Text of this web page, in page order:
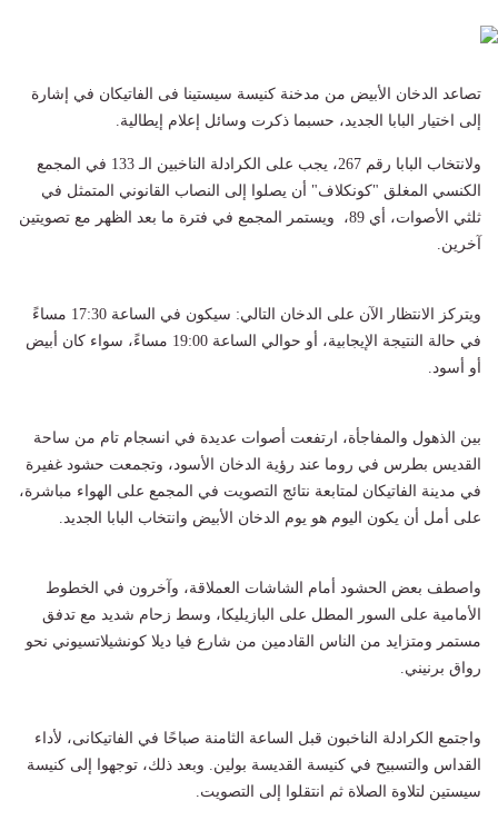
تصاعد الدخان الأبيض من مدخنة كنيسة سيستينا فى الفاتيكان في إشارة
إلى اختيار البابا الجديد، حسبما ذكرت وسائل إعلام إيطالية.
ولانتخاب البابا رقم 267، يجب على الكرادلة الناخبين الـ 133 في المجمع
الكنسي المغلق "كونكلاف" أن يصلوا إلى النصاب القانوني المتمثل في
ثلثي الأصوات، أي 89، ويستمر المجمع في فترة ما بعد الظهر مع تصويتين
آخرين.
ويتركز الانتظار الآن على الدخان التالي: سيكون في الساعة 17:30 مساءً
في حالة النتيجة الإيجابية، أو حوالي الساعة 19:00 مساءً، سواء كان أبيض
أو أسود.
بين الذهول والمفاجأة، ارتفعت أصوات عديدة في انسجام تام من ساحة
القديس بطرس في روما عند رؤية الدخان الأسود، وتجمعت حشود غفيرة
في مدينة الفاتيكان لمتابعة نتائج التصويت في المجمع على الهواء مباشرة،
على أمل أن يكون اليوم هو يوم الدخان الأبيض وانتخاب البابا الجديد.
واصطف بعض الحشود أمام الشاشات العملاقة، وآخرون في الخطوط
الأمامية على السور المطل على البازيليكا، وسط زحام شديد مع تدفق
مستمر ومتزايد من الناس القادمين من شارع فيا ديلا كونشيلاتسيوني نحو
رواق برنيني.
واجتمع الكرادلة الناخبون قبل الساعة الثامنة صباحًا في الفاتيكانى، لأداء
القداس والتسبيح في كنيسة القديسة بولين. وبعد ذلك، توجهوا إلى كنيسة
سيستين لتلاوة الصلاة ثم انتقلوا إلى التصويت.